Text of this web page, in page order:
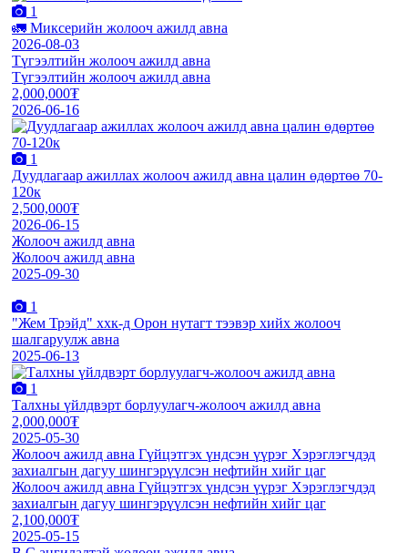
1
🚛 Миксерийн жолооч ажилд авна
2026-08-03
Түгээлтийн жолооч ажилд авна
Түгээлтийн жолооч ажилд авна
2,000,000₮
2026-06-16
1
Дуудлагаар ажиллах жолооч ажилд авна цалин өдөртөө 70-
120к
2,500,000₮
2026-06-15
Жолооч ажилд авна
Жолооч ажилд авна
2025-09-30
1
"Жем Трэйд" ххк-д Орон нутагт тээвэр хийх жолооч
шалгаруулж авна
2025-06-13
1
Талхны үйлдвэрт борлуулагч-жолооч ажилд авна
2,000,000₮
2025-05-30
Жолооч ажилд авна Гүйцэтгэх үндсэн үүрэг Хэрэглэгчдэд
захиалгын дагуу шингэрүүлсэн нефтийн хийг цаг
Жолооч ажилд авна Гүйцэтгэх үндсэн үүрэг Хэрэглэгчдэд
захиалгын дагуу шингэрүүлсэн нефтийн хийг цаг
2,100,000₮
2025-05-15